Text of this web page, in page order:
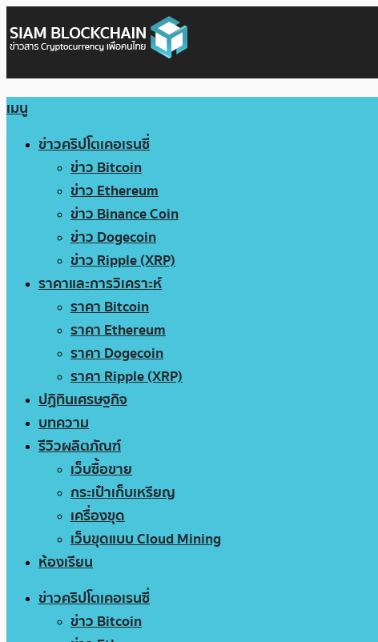
เมนู
ข่าวคริปโตเคอเรนซี่
ข่าว Bitcoin
ข่าว Ethereum
ข่าว Binance Coin
ข่าว Dogecoin
ข่าว Ripple (XRP)
ราคาและการวิเคราะห์
ราคา Bitcoin
ราคา Ethereum
ราคา Dogecoin
ราคา Ripple (XRP)
ปฏิทินเศรษฐกิจ
บทความ
รีวิวผลิตภัณฑ์
เว็บซื้อขาย
กระเป๋าเก็บเหรียญ
เครื่องขุด
เว็บขุดแบบ Cloud Mining
ห้องเรียน
ข่าวคริปโตเคอเรนซี่
ข่าว Bitcoin